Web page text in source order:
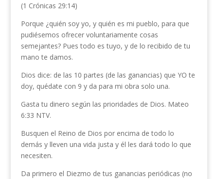
(1 Crónicas 29:14)
Porque ¿quién soy yo, y quién es mi pueblo, para que
pudiésemos ofrecer voluntariamente cosas
semejantes? Pues todo es tuyo, y de lo recibido de tu
mano te damos.
Dios dice: de las 10 partes (de las ganancias) que YO te
doy, quédate con 9 y da para mi obra solo una.
Gasta tu dinero según las prioridades de Dios. Mateo
6:33 NTV.
Busquen el Reino de Dios por encima de todo lo
demás y lleven una vida justa y él les dará todo lo que
necesiten.
Da primero el Diezmo de tus ganancias periódicas (no